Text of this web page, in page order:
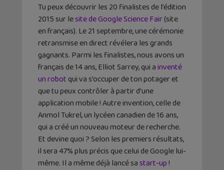
Tu peux découvrir les 20 finalistes de l’édition
2015 sur lesite de Google Science Fair(site
en français). Le 21 septembre, une cérémonie
retransmise en direct révélera les grands
gagnants. Parmi les finalistes, nous avons un
français de 14 ans, Elliot Sarrey, qui ainventé
un robot qui va s’occuper de ton potager et
que tu peux contrôler à partir d’une
application mobile ! Autre invention, celle de
Anmol Tukrel, un lycéen canadien de 16 ans,
qui a créé un nouveau moteur de recherche.
Et devine quoi ? Selon les premiers résultats,
il sera 47% plus précis que celui de Google lui-
même. Il a même déjà lancé sastart-up!